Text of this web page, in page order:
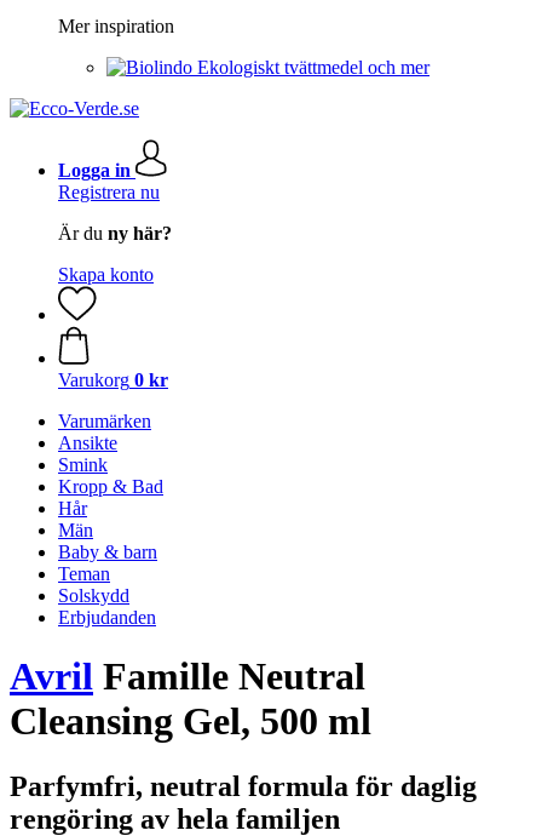
Mer inspiration
Ekologiskt tvättmedel och mer
Logga in
Registrera nu
Är du ny här?
Skapa konto
Varukorg 0 kr
Varumärken
Ansikte
Smink
Kropp & Bad
Hår
Män
Baby & barn
Teman
Solskydd
Erbjudanden
Avril Famille Neutral
Cleansing Gel, 500 ml
Parfymfri, neutral formula för daglig
rengöring av hela familjen